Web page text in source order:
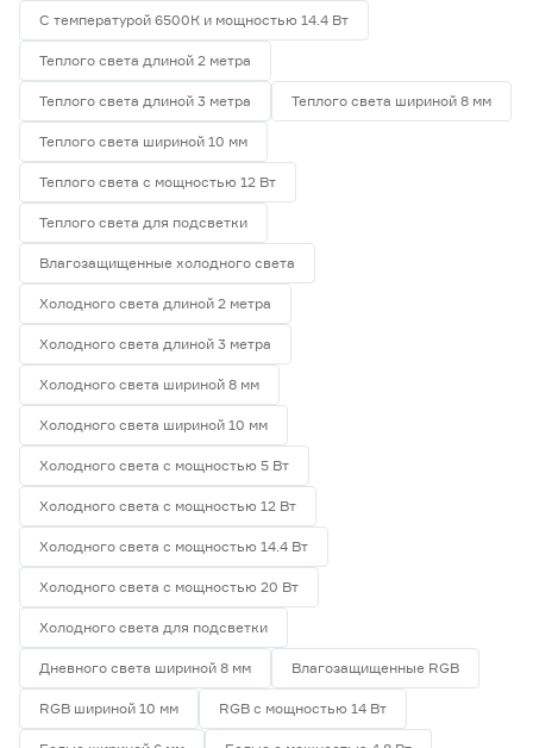
С температурой 6500К и мощностью 14.4 Вт
Теплого света длиной 2 метра
Теплого света длиной 3 метра Теплого света шириной 8 мм
Теплого света шириной 10 мм
Теплого света с мощностью 12 Вт
Теплого света для подсветки
Влагозащищенные холодного света
Холодного света длиной 2 метра
Холодного света длиной 3 метра
Холодного света шириной 8 мм
Холодного света шириной 10 мм
Холодного света с мощностью 5 Вт
Холодного света с мощностью 12 Вт
Холодного света с мощностью 14.4 Вт
Холодного света с мощностью 20 Вт
Холодного света для подсветки
Дневного света шириной 8 мм Влагозащищенные RGB
RGB шириной 10 мм RGB с мощностью 14 Вт